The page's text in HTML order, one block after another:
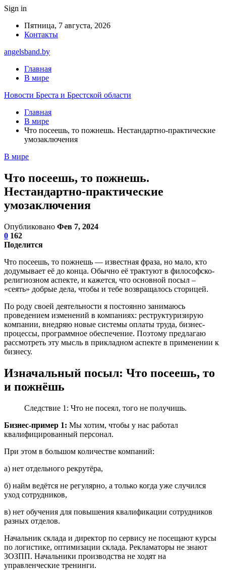
Sign in
Пятница, 7 августа, 2026
Контакты
angelsband.by
Главная
В мире
Новости Бреста и Брестской области
Главная
В мире
Что посеешь, то пожнешь. Нестандартно-практические
умозаключения
В мире
Что посеешь, то пожнешь.
Нестандартно-практические
умозаключения
Опубликовано Фев 7, 2024
0 162
Поделится
Что посеешь, то пожнешь — известная фраза, но мало, кто
додумывает её до конца. Обычно её трактуют в философско-
религиозном аспекте, и кажется, что основной посыл –
«сеять» добрые дела, чтобы и тебе возвращалось сторицей.
По роду своей деятельности я постоянно занимаюсь
проведением изменений в компаниях: реструктуризирую
компании, внедряю новые системы оплаты труда, бизнес-
процессы, программное обеспечение. Поэтому предлагаю
рассмотреть эту мысль в прикладном аспекте в применении к
бизнесу.
Изначальный посыл: Что посеешь, то
и пожнёшь
Следствие 1: Что не посеял, того не получишь.
Бизнес-пример 1: Мы хотим, чтобы у нас работал
квалифицированный персонал.
При этом в большом количестве компаний:
а) нет отдельного рекрутёра,
б) найм ведётся не регулярно, а только когда уже случился
уход сотрудников,
в) нет обучения для повышения квалификации сотрудников
разных отделов.
Начальник склада и директор по сервису не посещают курсы
по логистике, оптимизации склада. Рекламаторы не знают
ЗОЗПП. Начальники производства не ходят на
управленческие тренинги.